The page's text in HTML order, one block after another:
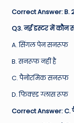
Correct Answer: B.
Q3. नई डस्टर में कौन
A. सिंगल पेन सनरूफ
B. सनरूफ नहीं है
C. पैनोरमिक सनरूफ
D. फिक्स्ड ग्लास रूफ
Correct Answer: